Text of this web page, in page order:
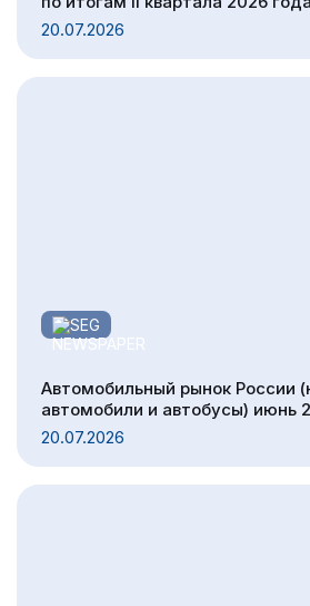
20.07.2026
SEG
Автомобильный рынок России
автомобили и автобусы) июнь
20.07.2026